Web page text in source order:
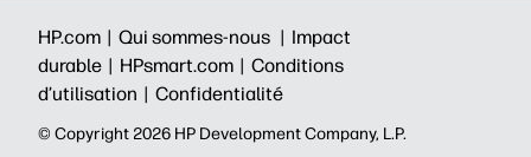
HP.com | Qui sommes-nous | Impact
durable | HPsmart.com | Conditions
d’utilisation | Confidentialité
©️ Copyright 2026 HP Development Company, L.P.